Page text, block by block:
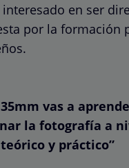
en ser
por la formación
35mm vas a
la fotografía a
teórico y práctico”